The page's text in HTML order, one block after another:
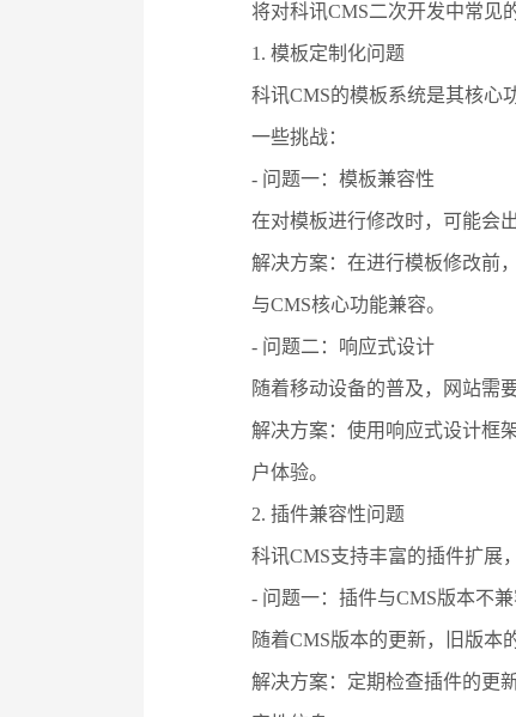
将对科讯CMS二次开发中常见
1. 模板定制化问题
科讯CMS的模板系统是其核心
一些挑战：
- 问题一：模板兼容性
在对模板进行修改时，可能会
解决方案：在进行模板修改前
与CMS核心功能兼容。
- 问题二：响应式设计
随着移动设备的普及，网站需
解决方案：使用响应式设计框
户体验。
2. 插件兼容性问题
科讯CMS支持丰富的插件扩展
- 问题一：插件与CMS版本不
随着CMS版本的更新，旧版本
解决方案：定期检查插件的更